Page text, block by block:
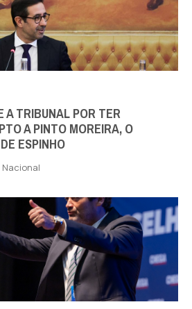
A TRIBUNAL POR TER
A PINTO MOREIRA, O
ESPINHO
Nacional